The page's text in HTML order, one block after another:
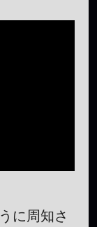
に周知さ